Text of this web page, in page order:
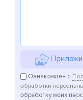
Ознакомлен с
обработки
обработку моих